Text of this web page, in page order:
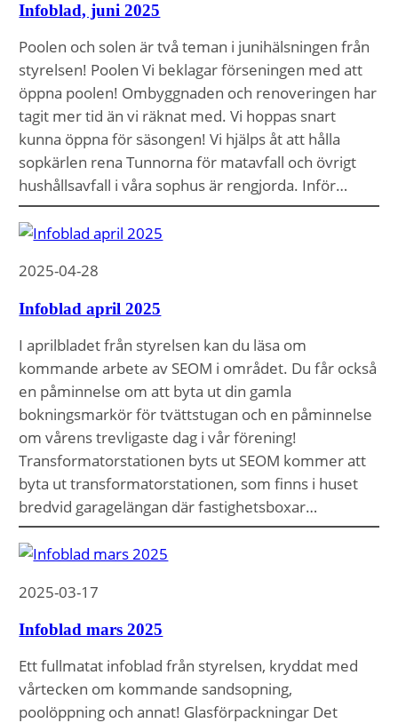
Infoblad, juni 2025
Poolen och solen är två teman i junihälsningen från
styrelsen! Poolen Vi beklagar förseningen med att
öppna poolen! Ombyggnaden och renoveringen har
tagit mer tid än vi räknat med. Vi hoppas snart
kunna öppna för säsongen! Vi hjälps åt att hålla
sopkärlen rena Tunnorna för matavfall och övrigt
hushållsavfall i våra sophus är rengjorda. Inför…
2025-04-28
Infoblad april 2025
I aprilbladet från styrelsen kan du läsa om
kommande arbete av SEOM i området. Du får också
en påminnelse om att byta ut din gamla
bokningsmarkör för tvättstugan och en påminnelse
om vårens trevligaste dag i vår förening!
Transformatorstationen byts ut SEOM kommer att
byta ut transformatorstationen, som finns i huset
bredvid garagelängan där fastighetsboxar…
2025-03-17
Infoblad mars 2025
Ett fullmatat infoblad från styrelsen, kryddat med
vårtecken om kommande sandsopning,
poolöppning och annat! Glasförpackningar Det